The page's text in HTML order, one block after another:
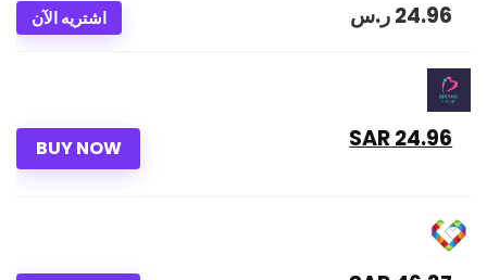
اشتريه الآن 24.96ر.س
BUY NOW 24.96 SAR